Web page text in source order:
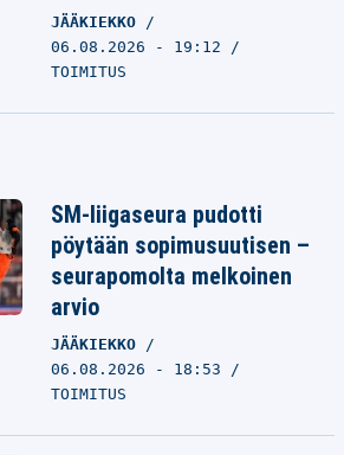
JÄÄKIEKKO
06.08.2026 - 19:12
TOIMITUS
SM-liigaseura pudotti
pöytään sopimusuutisen –
seurapomolta melkoinen
arvio
JÄÄKIEKKO
06.08.2026 - 18:53
TOIMITUS